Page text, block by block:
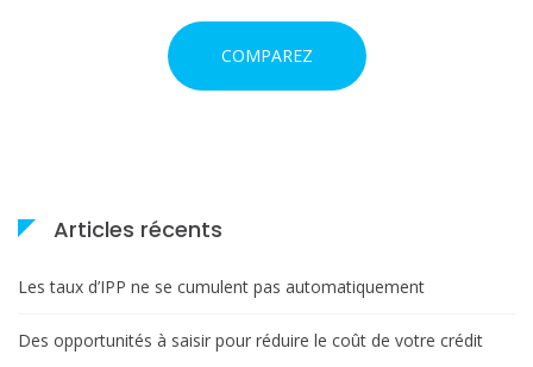
COMPAREZ
Articles récents
Les taux d’IPP ne se cumulent pas automatiquement
Des opportunités à saisir pour réduire le coût de votre crédit